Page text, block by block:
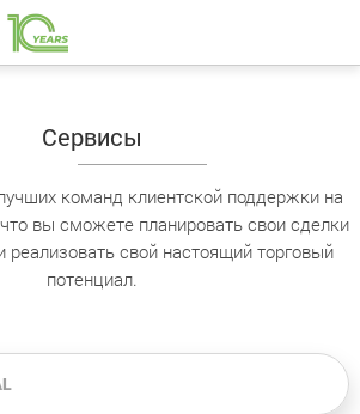
Сервисы
команд клиентской поддержки на
вы сможете планировать свои сделки
реализовать свой настоящий торговый
потенциал.